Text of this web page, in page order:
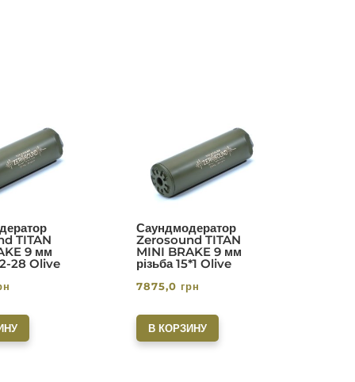
TITAN
9 мм
28 Olive
Саундмодератор
Zerosound TITAN
MINI BRAKE 9 мм
різьба 15*1 Olive
7875,0 грн
В КОРЗИНУ